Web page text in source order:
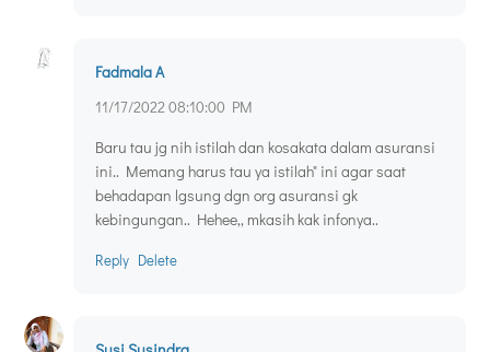
Fadmala A
11/17/2022 08:10:00 PM
Baru tau jg nih istilah dan kosakata dalam asuransi
ini.. Memang harus tau ya istilah" ini agar saat
behadapan lgsung dgn org asuransi gk
kebingungan.. Hehee,, mkasih kak infonya..
Reply Delete